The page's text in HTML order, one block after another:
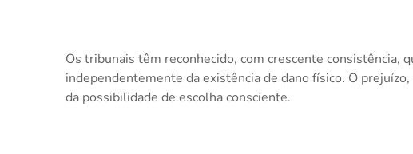
Os tribunais têm reconhecido, com crescente consistência,
independentemente da existência de dano físico. O
da possibilidade de escolha consciente.